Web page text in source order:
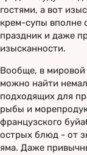
гостями, а вот
крем-супы вполне
праздник и даже
изысканности.
Вообще, в мировой
можно найти
подходящих для
рыбы и
французского
острых блюд - от
яма. Даже